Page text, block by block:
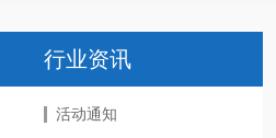
行业资讯
活动通知